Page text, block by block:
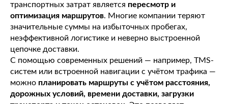
транспортных затрат является пересмотр и
оптимизация маршрутов. Многие компании теряют
значительные суммы на избыточных пробегах,
неэффективной логистике и неверно выстроенной
цепочке доставки.
С помощью современных решений — например, TMS-
систем или встроенной навигации с учётом трафика —
можно планировать маршруты с учётом расстояния,
дорожных условий, времени доставки, загрузки